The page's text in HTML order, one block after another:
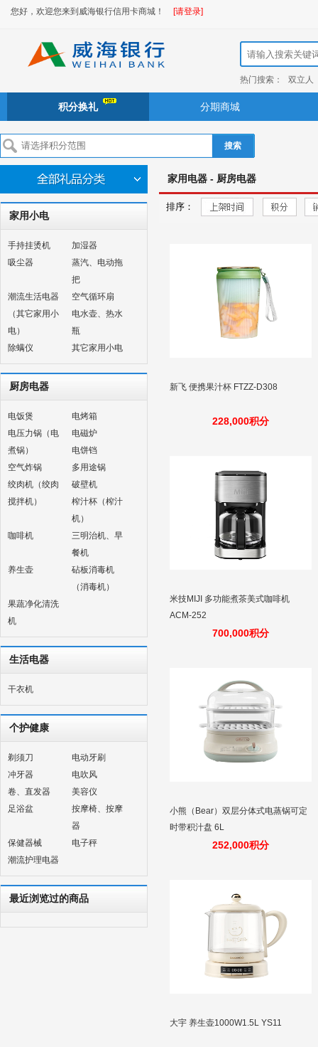
您好，欢迎您来到威海银行信用卡商城！ [请登录]
热门搜索： 双立人
积分换礼 分期商城
搜索
家用小电
手持挂烫机
加湿器
吸尘器
蒸汽、电动拖
把
潮流生活电器
（其它家用小
电）
空气循环扇
电水壶、热水
瓶
除螨仪
其它家用小电
厨房电器
电饭煲
电烤箱
电压力锅（电
煮锅）
电磁炉
电饼铛
空气炸锅
多用途锅
绞肉机（绞肉
搅拌机）
破壁机
榨汁杯（榨汁
机）
咖啡机
三明治机、早
餐机
养生壶
砧板消毒机
（消毒机）
果蔬净化清洗
机
生活电器
干衣机
个护健康
剃须刀
电动牙刷
冲牙器
电吹风
卷、直发器
美容仪
足浴盆
按摩椅、按摩
器
保健器械
电子秤
潮流护理电器
最近浏览过的商品
家用电器 - 厨房电器
排序：
新飞 便携果汁杯 FTZZ-D308
228,000积分
米技MIJI 多功能煮茶美式咖啡机
ACM-252
700,000积分
小熊（Bear）双层分体式电蒸锅可定
时带积汁盘 6L
252,000积分
大宇 养生壶1000W1.5L YS11